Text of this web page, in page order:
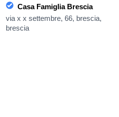
Casa Famiglia Brescia
via x x settembre, 66, brescia,
brescia